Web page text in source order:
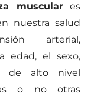
musculares
nuestra salud
arterial,
edad, el sexo,
de alto nivel
o no otras